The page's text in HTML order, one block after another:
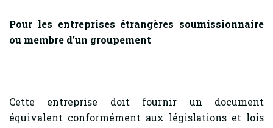
Pour les entreprises étrangères soumissionnaire
ou membre d’un groupement
Cette entreprise doit fournir un document
équivalent conformément aux législations et lois